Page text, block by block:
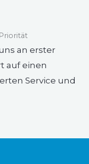
an erster
auf einen
Service und